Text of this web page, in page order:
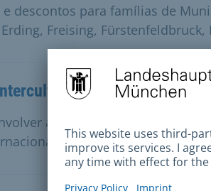
e descontos para famílias de
Freising,
/ Internacional
as suas competências
pode candidatar-se a